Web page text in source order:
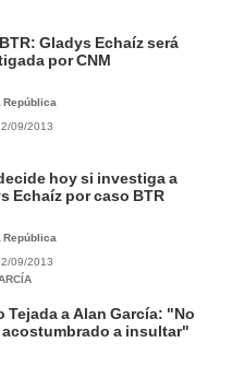
Gladys Echaíz será
por CNM
República
09/2013
hoy si investiga a
Echaíz por caso BTR
República
09/2013
Tejada a Alan García: "No
a insultar"